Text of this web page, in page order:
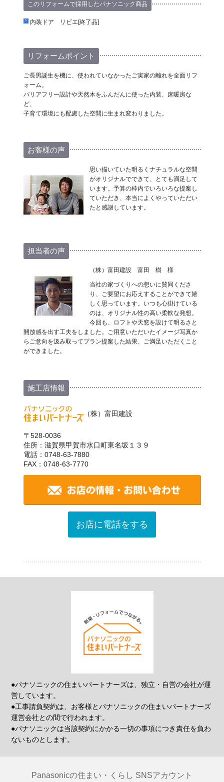
このリフォームで採用したパナソニック商品
内装ドア リビエ[終了品]
リフォームポイント
ご長男誕生を機に、使われていなかったご実家の離れを全面リフ
ォーム。
バリアフリー設計や天然木をふんだんに使った内装、床暖房な
ど、
子育て環境にも配慮した空間に生まれ変わりました。
お客様の声
思い描いていた明るくナチュラルな空間
がオリジナルでできて、とても満足して
います。予算の枠内でいろいろな提案し
ていただき、本当によくやっていただい
たと感謝しています。
担当者の声
（株）富田建設 富田 樹 様
当社の家づくりへの想いに賛同くださ
り、ご要望にお応えすることができて嬉
しく思っています。いつも心掛けている
のは、オリジナル性の高い柔軟な発想。
今回も、ロフトや天窓を設けて明るさと
開放感を出す工夫をしました。ご用意いただいたイメージ写真か
らご意向を汲み取ってプラン提案した結果、ご満足いただくこと
ができました。
施工店情報
（株）富田建設
〒528-0036
住所：滋賀県甲賀市水口町東名坂１３９
電話：0748-63-7880
FAX：0748-63-7770
お店に電話をする
●パナソニックの住まいパートナーズは、独立・自営の会社が運
営しています。
●工事請負契約は、お客様とパナソニックの住まいパートナーズ
運営会社との間で行われます。
●パナソニックは当該契約にかかる一切の事項につき責任を負わ
ないものとします。
Panasonicの住まい・くらし SNSアカウント